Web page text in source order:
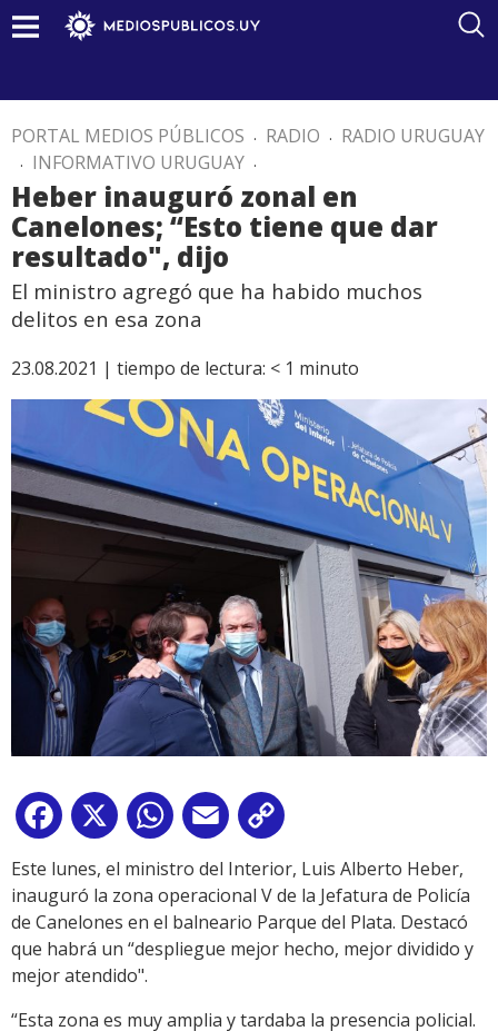
PORTAL MEDIOS PÚBLICOS . RADIO . RADIO URUGUAY
. INFORMATIVO URUGUAY .
Heber inauguró zonal en
Canelones; “Esto tiene que dar
resultado", dijo
El ministro agregó que ha habido muchos
delitos en esa zona
23.08.2021 | tiempo de lectura: < 1 minuto
Facebook
X WhatsApp
Email
Link
Este lunes, el ministro del Interior, Luis Alberto Heber,
inauguró la zona operacional V de la Jefatura de Policía
de Canelones en el balneario Parque del Plata. Destacó
que habrá un “despliegue mejor hecho, mejor dividido y
mejor atendido".
“Esta zona es muy amplia y tardaba la presencia policial.